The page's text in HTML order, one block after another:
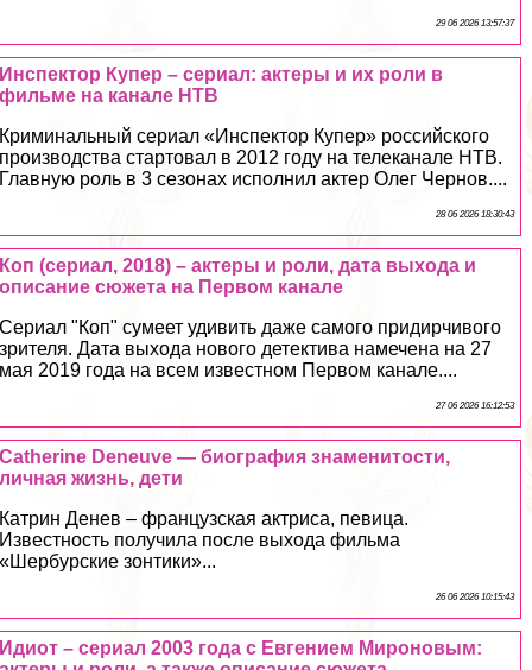
29 06 2026 13:57:37
Инспектор Купер – сериал: актеры и их роли в
фильме на канале НТВ
Криминальный сериал «Инспектор Купер» российского
производства стартовал в 2012 году на телеканале НТВ.
Главную роль в 3 сезонах исполнил актер Олег Чернов....
28 06 2026 18:30:43
Коп (сериал, 2018) – актеры и роли, дата выхода и
описание сюжета на Первом канале
Сериал "Коп" сумеет удивить даже самого придирчивого
зрителя. Дата выхода нового детектива намечена на 27
мая 2019 года на всем известном Первом канале....
27 06 2026 16:12:53
Catherine Deneuve — биография знаменитости,
личная жизнь, дети
Катрин Денев – французская актриса, певица.
Известность получила после выхода фильма
«Шербурские зонтики»...
26 06 2026 10:15:43
Идиот – сериал 2003 года с Евгением Мироновым: